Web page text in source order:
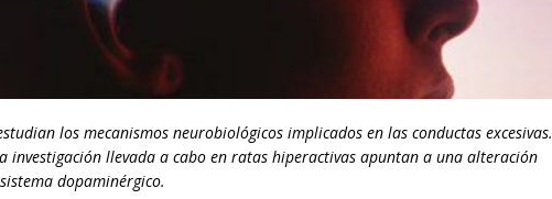
los mecanismos neurobiológicos implicados en las conductas excesivas.
investigación llevada a cabo en ratas hiperactivas apuntan a una alteración
dopaminérgico.